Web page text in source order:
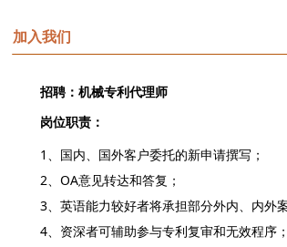
招聘：机械专利代理师
岗位职责：
1、国内、国外客户委托的新申请撰写；
2、OA意见转达和答复；
3、英语能力较好者将承担部分外内、内外
4、资深者可辅助参与专利复审和无效程序；
加入我们